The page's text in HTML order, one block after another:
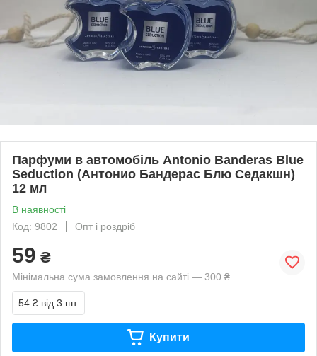
Парфуми в автомобіль Antonio Banderas Blue
Seduction (Антонио Бандерас Блю Седакшн)
12 мл
В наявності
Код: 9802
Опт і роздріб
59 ₴
Мінімальна сума замовлення на сайті — 300 ₴
54 ₴ від 3 шт.
Купити